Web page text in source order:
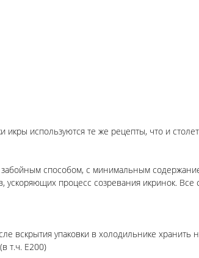
используются те же рецепты, что и
способом, с минимальным
процесс созревания икринок.
вскрытия упаковки в холодильнике хранить
т.ч. Е200)